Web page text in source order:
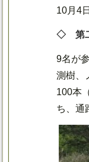
10月4
◇ 第
9名が
測樹、
100本
ち、通